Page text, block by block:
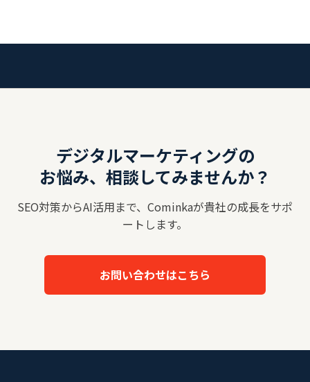
デジタルマーケティングの
お悩み、相談してみませんか？
SEO対策からAI活用まで、Cominkaが貴社の成長をサポ
ートします。
お問い合わせはこちら